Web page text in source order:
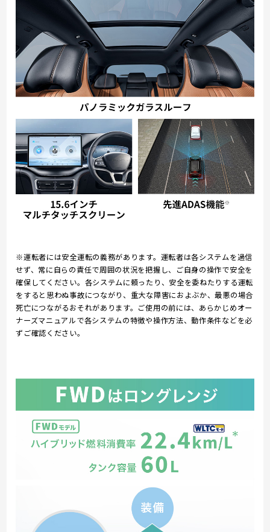
※運転者には安全運転の義務があります。運転者は各システムを過信
せず、常に自らの責任で周囲の状況を把握し、ご自身の操作で安全を
確保してください。各システムに頼ったり、安全を委ねたりする運転
をすると思わぬ事故につながり、重大な障害におよぶか、最悪の場合
死亡につながるおそれがあります。ご使用の前には、あらかじめオー
ナーズマニュアルで各システムの特徴や操作方法、動作条件などを必
ずご確認ください。